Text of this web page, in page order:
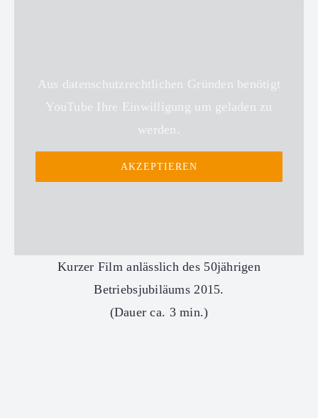
Aus datenschutzrechtlichen Gründen benötigt
YouTube Ihre Einwilligung um geladen zu
werden.
AKZEPTIEREN
Kurzer Film anlässlich des 50jährigen
Betriebsjubiläums 2015.
(Dauer ca. 3 min.)